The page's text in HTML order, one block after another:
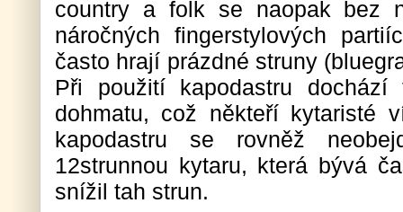
country a folk se naopak bez
náročných fingerstylových
často hrají prázdné struny
Při použití kapodastru
dohmatu, což někteří kytaristé
kapodastru se rovněž
12strunnou kytaru, která bývá
snížil tah strun.